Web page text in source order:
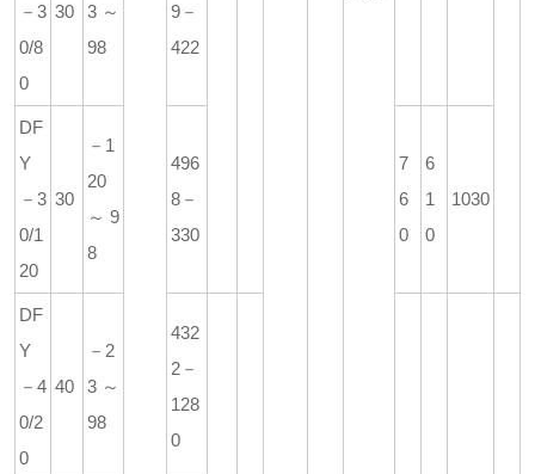
－3
0/8
0
30
3～
98
9－
422
DF
Y
－3
0/1
20
30
－1
20
～9
8
496
8－
330
7
6
0
6
1
0
1030
DF
Y
－4
0/2
0
40
－2
3～
98
432
2－
128
0